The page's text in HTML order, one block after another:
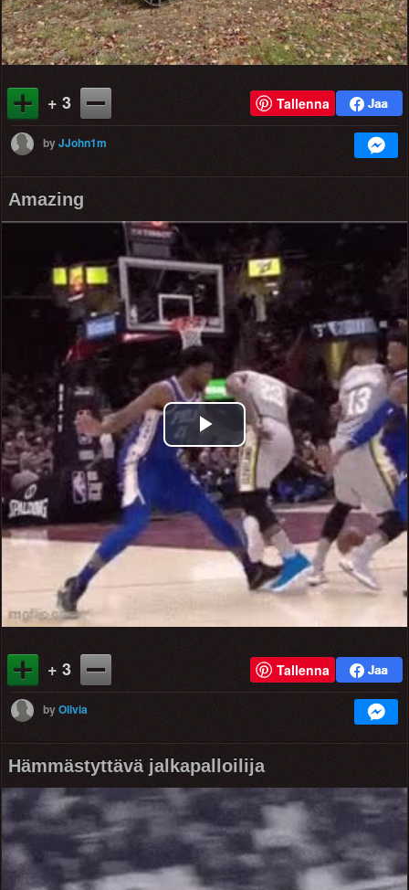
+ 3 Tallenna
byJJohn1m
Amazing
Play
Video
+ 3 Tallenna
byOlivia
Hämmästyttävä jalkapalloilija